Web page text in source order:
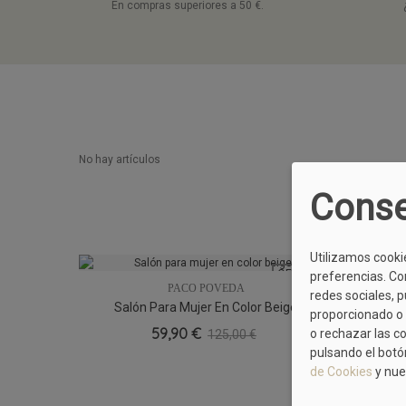
En compras superiores a 50 €.
No hay artículos
OFERTA
36 40
PACO POVEDA
Salón Para Mujer En Color Beige
59,90 € 125,00 €
Utilizamos
preferencias.
redes sociales,
proporcionado
o rechazar las
pulsando el
de Cookies y